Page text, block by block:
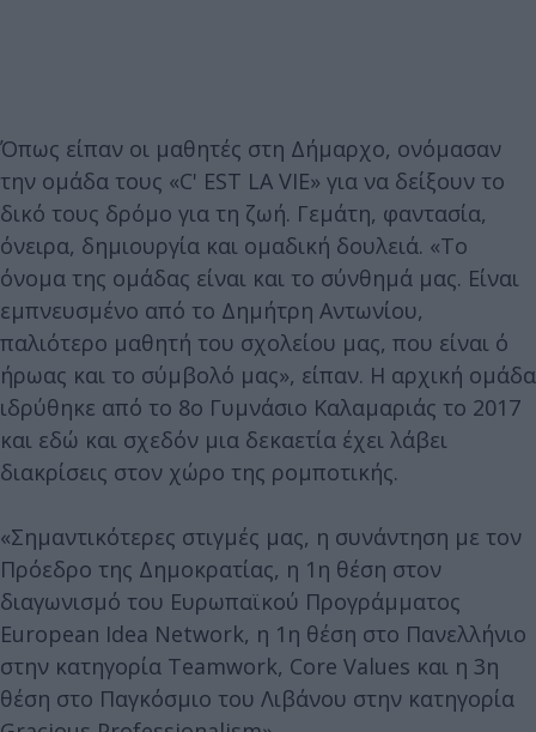
Όπως είπαν οι μαθητές στη Δήμαρχο, ονόμασαν
την ομάδα τους «C' EST LA VIE» για να δείξουν το
δικό τους δρόμο για τη ζωή. Γεμάτη, φαντασία,
όνειρα, δημιουργία και ομαδική δουλειά. «Το
όνομα της ομάδας είναι και το σύνθημά μας. Είναι
εμπνευσμένο από το Δημήτρη Αντωνίου,
παλιότερο μαθητή του σχολείου μας, που είναι ό
ήρωας και το σύμβολό μας», είπαν. Η αρχική ομάδα
ιδρύθηκε από το 8ο Γυμνάσιο Καλαμαριάς το 2017
και εδώ και σχεδόν μια δεκαετία έχει λάβει
διακρίσεις στον χώρο της ρομποτικής.
«Σημαντικότερες στιγμές μας, η συνάντηση με τον
Πρόεδρο της Δημοκρατίας, η 1η θέση στον
διαγωνισμό του Ευρωπαϊκού Προγράμματος
European Idea Network, η 1η θέση στο Πανελλήνιο
στην κατηγορία Teamwork, Core Values και η 3η
θέση στο Παγκόσμιο του Λιβάνου στην κατηγορία